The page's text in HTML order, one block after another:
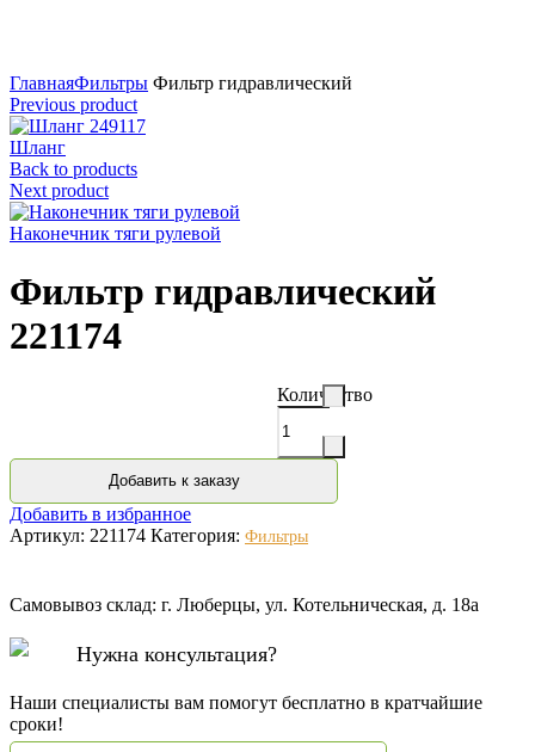
ГлавнаяФильтры Фильтр гидравлический
Previous product
Шланг
Back to products
Next product
Наконечник тяги рулевой
Фильтр гидравлический
221174
Количество
Добавить к заказу
Добавить в избранное
Артикул: 221174 Категория: Фильтры
Самовывоз склад: г. Люберцы, ул. Котельническая, д. 18а
Нужна консультация?
Наши специалисты вам помогут бесплатно в кратчайшие
сроки!